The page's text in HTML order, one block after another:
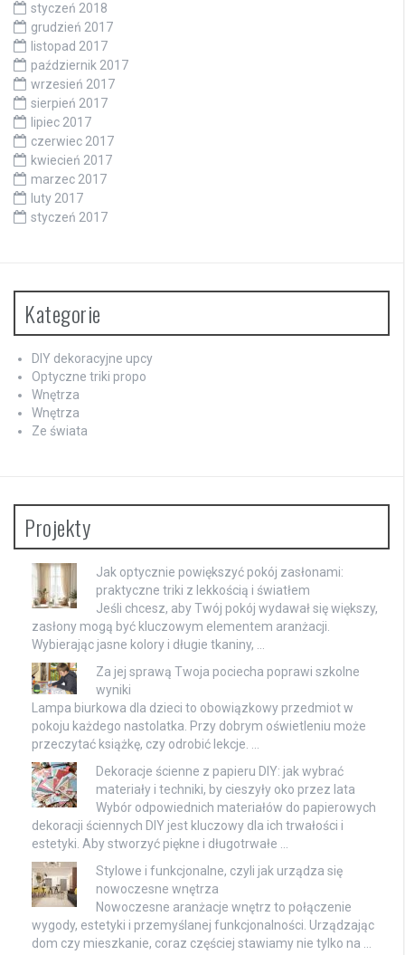
styczeń 2018
grudzień 2017
listopad 2017
październik 2017
wrzesień 2017
sierpień 2017
lipiec 2017
czerwiec 2017
kwiecień 2017
marzec 2017
luty 2017
styczeń 2017
Kategorie
DIY dekoracyjne upcy
Optyczne triki propo
Wnętrza
Wnętrza
Ze świata
Projekty
Jak optycznie powiększyć pokój zasłonami:
praktyczne triki z lekkością i światłem
Jeśli chcesz, aby Twój pokój wydawał się większy,
zasłony mogą być kluczowym elementem aranżacji.
Wybierając jasne kolory i długie tkaniny, …
Za jej sprawą Twoja pociecha poprawi szkolne
wyniki
Lampa biurkowa dla dzieci to obowiązkowy przedmiot w
pokoju każdego nastolatka. Przy dobrym oświetleniu może
przeczytać książkę, czy odrobić lekcje. …
Dekoracje ścienne z papieru DIY: jak wybrać
materiały i techniki, by cieszyły oko przez lata
Wybór odpowiednich materiałów do papierowych
dekoracji ściennych DIY jest kluczowy dla ich trwałości i
estetyki. Aby stworzyć piękne i długotrwałe …
Stylowe i funkcjonalne, czyli jak urządza się
nowoczesne wnętrza
Nowoczesne aranżacje wnętrz to połączenie
wygody, estetyki i przemyślanej funkcjonalności. Urządzając
dom czy mieszkanie, coraz częściej stawiamy nie tylko na …